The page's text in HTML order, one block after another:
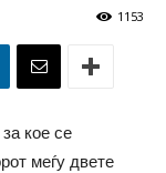
1153
кое се
меѓу двете